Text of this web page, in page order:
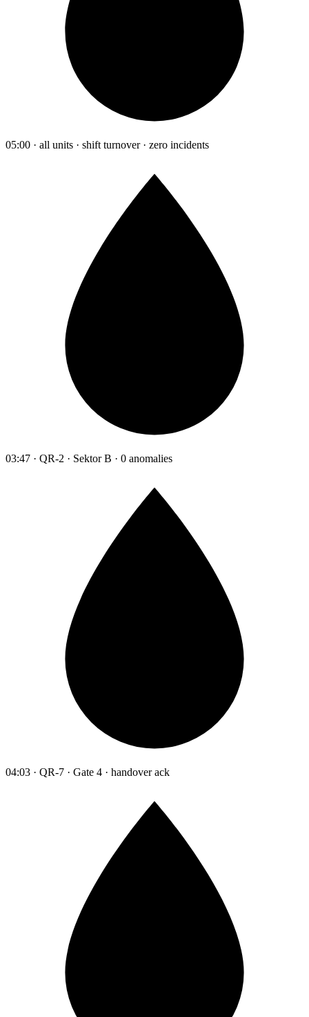
05:00 · all units · shift turnover · zero incidents
03:47 · QR-2 · Sektor B · 0 anomalies
04:03 · QR-7 · Gate 4 · handover ack